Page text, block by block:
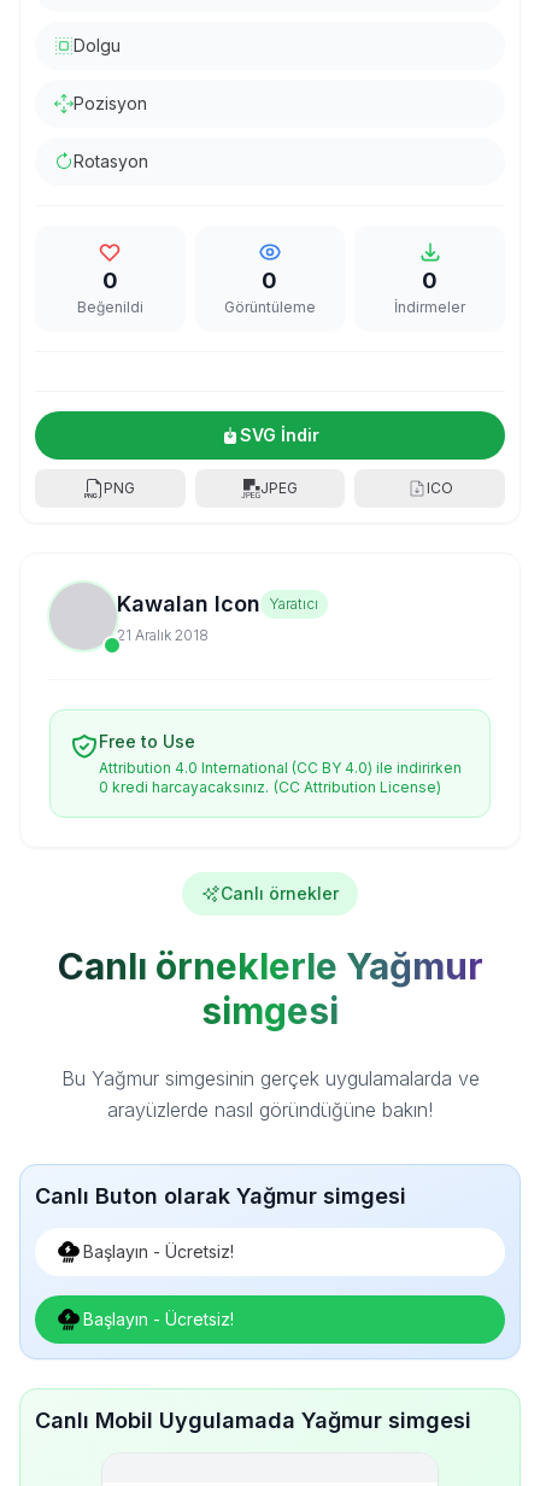
Dolgu
Pozisyon
Rotasyon
0
Beğenildi
0
Görüntüleme
0
İndirmeler
SVG İndir
PNG JPEG ICO
Kawalan Icon Yaratıcı
21 Aralık 2018
Free to Use
Attribution 4.0 International (CC BY 4.0) ile indirirken
0 kredi harcayacaksınız. (CC Attribution License)
Canlı örnekler
Canlı örneklerle Yağmur
simgesi
Bu Yağmur simgesinin gerçek uygulamalarda ve
arayüzlerde nasıl göründüğüne bakın!
Canlı Buton olarak Yağmur simgesi
Başlayın - Ücretsiz!
Başlayın - Ücretsiz!
Canlı Mobil Uygulamada Yağmur simgesi